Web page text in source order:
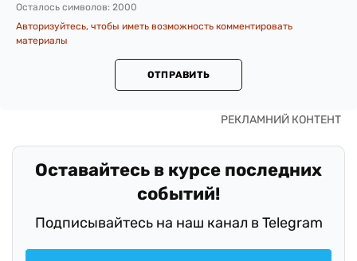
Осталось символов: 2000
Авторизуйтесь, чтобы иметь возможность комментировать
материалы
ОТПРАВИТЬ
Оставайтесь в курсе последних
событий!
Подписывайтесь на наш канал в Telegram